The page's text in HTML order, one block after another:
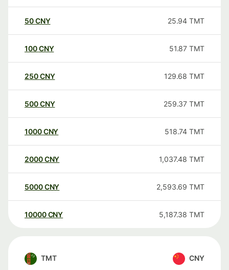
50CNY 25.94 TMT
100CNY 51.87 TMT
250CNY 129.68 TMT
500CNY 259.37 TMT
1000CNY 518.74 TMT
2000CNY 1,037.48 TMT
5000CNY 2,593.69 TMT
10000 CNY 5,187.38 TMT
TMT CNY